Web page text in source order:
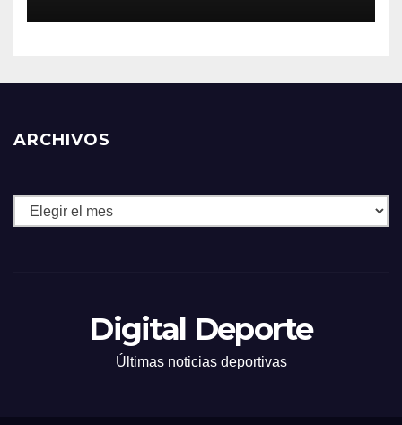
ARCHIVOS
Archivos
Digital Deporte
Últimas noticias deportivas